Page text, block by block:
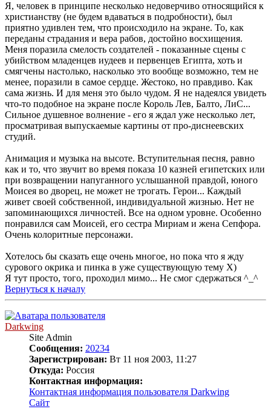
Я, человек в принципе несколько недоверчиво относящийся к
христианству (не будем вдаваться в подробности), был
приятно удивлен тем, что происходило на экране. То, как
переданы страдания и вера рабов, достойно восхищения.
Меня поразила смелость создателей - показанные сцены с
убийством младенцев иудеев и первенцев Египта, хоть и
смягчены настолько, насколько это вообще возможно, тем не
менее, поразили в самое сердце. Жестоко, но правдиво. Как
сама жизнь. И для меня это было чудом. Я не надеялся увидеть
что-то подобное на экране после Король Лев, Балто, ЛиС...
Сильное душевное волнение - его я ждал уже несколько лет,
просматривая выпускаемые картины от про-диснеевских
студий.
Анимация и музыка на высоте. Вступительная песня, равно
как и то, что звучит во время показа 10 казней египетских или
при возвращении напуганного услышанной правдой, юного
Моисея во дворец, не может не трогать. Герои... Каждый
живет своей собственной, индивидуальной жизнью. Нет не
запоминающихся личностей. Все на одном уровне. Особенно
понравился сам Моисей, его сестра Мириам и жена Сепфора.
Очень колоритные персонажи.
Хотелось бы сказать еще очень многое, но пока что я жду
сурового окрика и пинка в уже существующую тему Х)
Я тут просто, того, проходил мимо... Не смог сдержаться ^_^
Вернуться к началу
Darkwing
Site Admin
Сообщения: 20234
Зарегистрирован: Вт 11 ноя 2003, 11:27
Откуда: Россия
Контактная информация:
Контактная информация пользователя Darkwing
Сайт